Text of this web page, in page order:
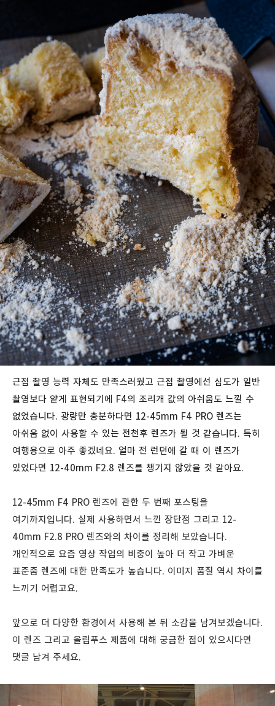
근접 촬영 능력 자체도 만족스러웠고 근접 촬영에선 심도가 일반
촬영보다 얕게 표현되기에 F4의 조리개 값의 아쉬움도 느낄 수
없었습니다. 광량만 충분하다면 12-45mm F4 PRO 렌즈는
아쉬움 없이 사용할 수 있는 전천후 렌즈가 될 것 같습니다. 특히
여행용으로 아주 좋겠네요. 얼마 전 런던에 갈 때 이 렌즈가
있었다면 12-40mm F2.8 렌즈를 챙기지 않았을 것 같아요.
12-45mm F4 PRO 렌즈에 관한 두 번째 포스팅을
여기까지입니다. 실제 사용하면서 느낀 장단점 그리고 12-
40mm F2.8 PRO 렌즈와의 차이를 정리해 보았습니다.
개인적으로 요즘 영상 작업의 비중이 높아 더 작고 가벼운
표준줌 렌즈에 대한 만족도가 높습니다. 이미지 품질 역시 차이를
느끼기 어렵고요.
앞으로 더 다양한 환경에서 사용해 본 뒤 소감을 남겨보겠습니다.
이 렌즈 그리고 올림푸스 제품에 대해 궁금한 점이 있으시다면
댓글 남겨 주세요.